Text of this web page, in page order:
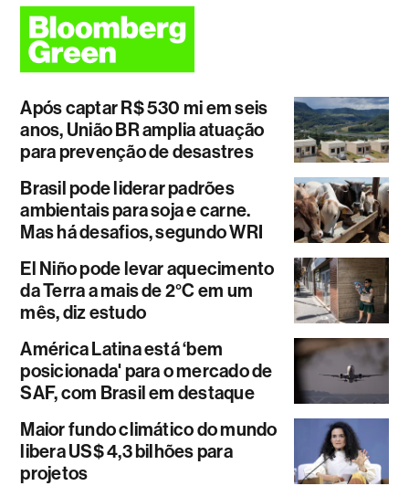
Após captar R$ 530 mi em seis
anos, União BR amplia atuação
para prevenção de desastres
Brasil pode liderar padrões
ambientais para soja e carne.
Mas há desafios, segundo WRI
El Niño pode levar aquecimento
da Terra a mais de 2°C em um
mês, diz estudo
América Latina está ‘bem
posicionada' para o mercado de
SAF, com Brasil em destaque
Maior fundo climático do mundo
libera US$ 4,3 bilhões para
projetos